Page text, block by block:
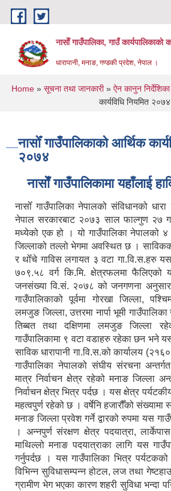
Skip to main content
नासाेँ गाउँपालिका, गाउँ कार्यपालिकाकाे
धारापानी, मनाङ, गण्डकी प्रदेश, नेपाल ।
You are here
Home» सूचना तथा जानकारी» ऐन कानुन निर्देशिका
कार्यविधि नियमित २०७४
नासोँ गाउँपालिकाको आर्थिक
२०७४
नासाेँ गाउँपालिकामा यहाँलाई
नासोँ गाउँपालिका नेपालको संविधानको
नेपाल सरकारबाट २०७३ साल फाल्गुण २७
मध्येको एक हो । यो गाउँपालिका नेपालको
जिल्लाको तल्लो भेगमा अवस्थित छ । साविकका
र थोँचे गाविस लगायत ३ वटा गा.वि.स.हरु
७०९.५८ वर्ग कि.मि. क्षेत्रफलमा फैलिएको
जनसंख्या वि.सं. २०७८ को जनगणना
गाउँपालिकाको पूर्वमा गोरखा जिल्ला,
लमजुङ जिल्ला, उत्तरमा नार्पा भूमी
तिब्बत तथा दक्षिणमा लमजुङ जिल्ला
गाउँपालिकामा ९ वटा वडाहरु रहेका छन भने
साविक धारापानी गा.वि.स.को कार्यालय
गाउँपालिका नेपालको संघीय संरचना
मात्र निर्वाचन क्षेत्र रहेको मनाङ जिल्ला
निर्वाचन क्षेत्र भित्र पर्दछ । यस क्षेत्र
महत्वपुर्ण रहेको छ । वर्षेनि हजारौँको संख्यामा
मनाङ जिल्ला प्रवेश गर्ने द्वारको रुपमा यस
। अन्नपुर्ण संरक्षण क्षेत्र पदयात्रा,
माथिल्लो मनाङ पदयात्राका लागि यस
गर्नुपर्दछ । यस गाउँपालिका भित्र
विभिन्न सुविधासम्पन्न होटल, लज तथा
ग्रामीण भेग भएका कारण शहरी सुविधा भन्दा